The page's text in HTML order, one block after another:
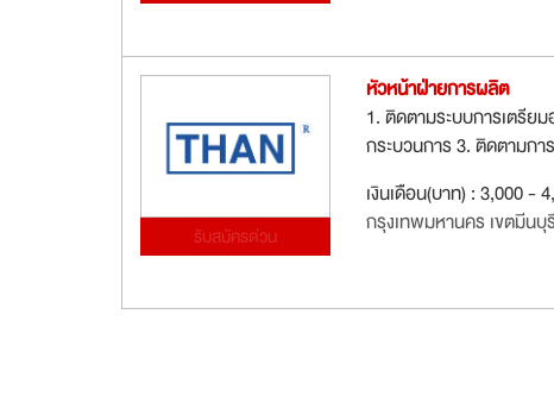
รับสมัครด่วน
หัวหน้าฝ่ายการผลิต
1. ติดตามระบบการเตรีย
กระบวนการ 3. ติดตามก
เงินเดือน(บาท) : 3,000 -
กรุงเทพมหานคร เขตมีนบุรี